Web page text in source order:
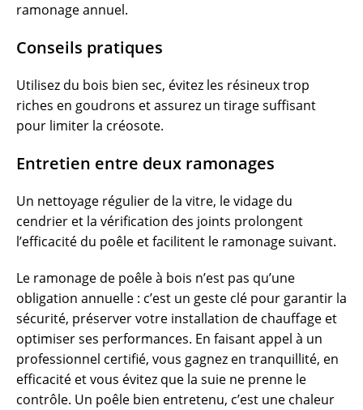
ramonage annuel.
Conseils pratiques
Utilisez du bois bien sec, évitez les résineux trop
riches en goudrons et assurez un tirage suffisant
pour limiter la créosote.
Entretien entre deux ramonages
Un nettoyage régulier de la vitre, le vidage du
cendrier et la vérification des joints prolongent
l’efficacité du poêle et facilitent le ramonage suivant.
Le ramonage de poêle à bois n’est pas qu’une
obligation annuelle : c’est un geste clé pour garantir la
sécurité, préserver votre installation de chauffage et
optimiser ses performances. En faisant appel à un
professionnel certifié, vous gagnez en tranquillité, en
efficacité et vous évitez que la suie ne prenne le
contrôle. Un poêle bien entretenu, c’est une chaleur